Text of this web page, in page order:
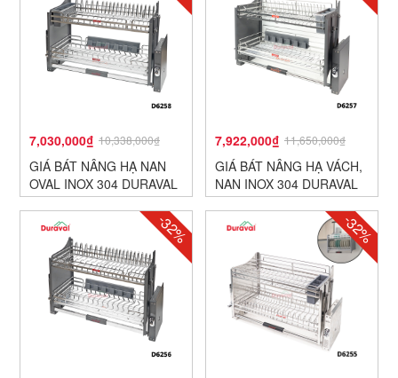
7,030,000₫ 10,338,000₫
GIÁ BÁT NÂNG HẠ NAN
OVAL INOX 304 DURAVAL
D6258
7,922,000₫ 11,650,000₫
GIÁ BÁT NÂNG HẠ VÁCH,
NAN INOX 304 DURAVAL
D6257
-32% -32%